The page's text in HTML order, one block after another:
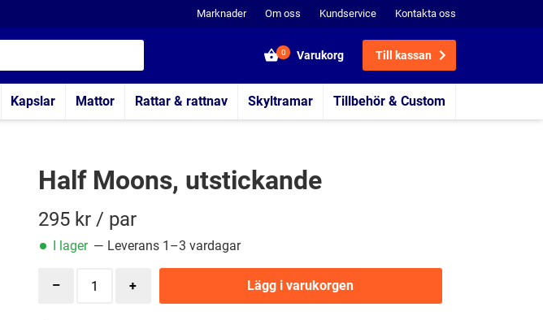
Marknader Om oss Kundservice Kontakta oss
Varukorg
0 Till kassan
Kapslar Mattor Rattar & rattnav Skyltramar Tillbehör & Custom
Half Moons, utstickande
295 kr / par
I lager — Leverans 1–3 vardagar
Lägg i varukorgen